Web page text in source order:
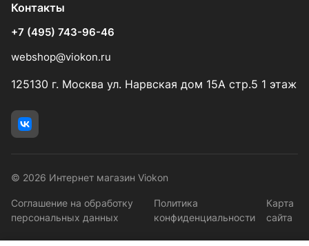
Контакты
+7 (495) 743-96-46
webshop@viokon.ru
125130 г. Москва ул. Нарвская дом 15А стр.5 1 этаж
© 2026 Интернет магазин Viokon
Соглашение на обработку
персональных данных
Политика
конфиденциальности
Карта
сайта